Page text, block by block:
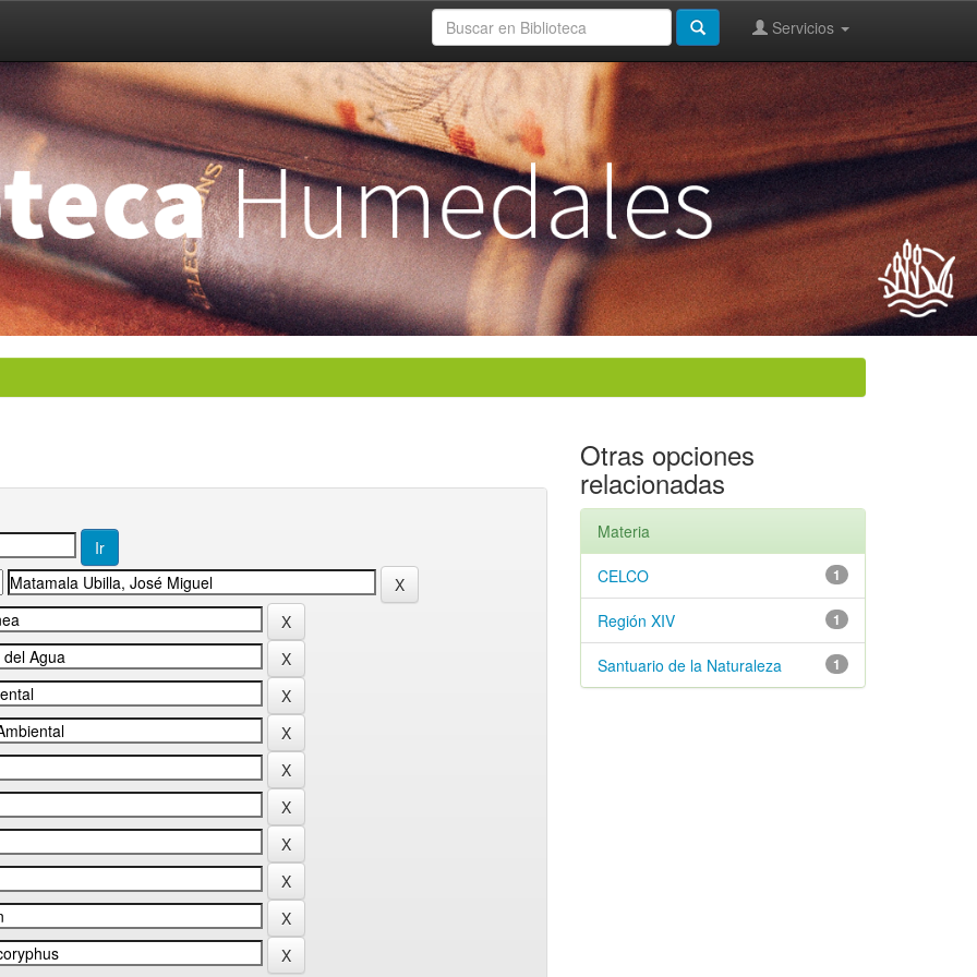
Servicios
Otras opciones
relacionadas
Materia
1
CELCO
1
Región XIV
1
Santuario de la Naturaleza